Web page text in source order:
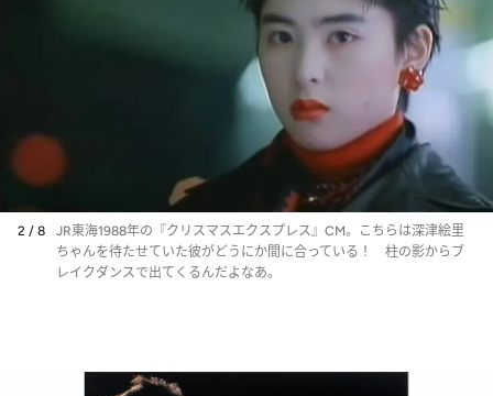
2 / 8
JR東海1988年の『クリスマスエクスプレス』CM。こちらは深津絵里
ちゃんを待たせていた彼がどうにか間に合っている！ 柱の影からブ
レイクダンスで出てくるんだよなあ。